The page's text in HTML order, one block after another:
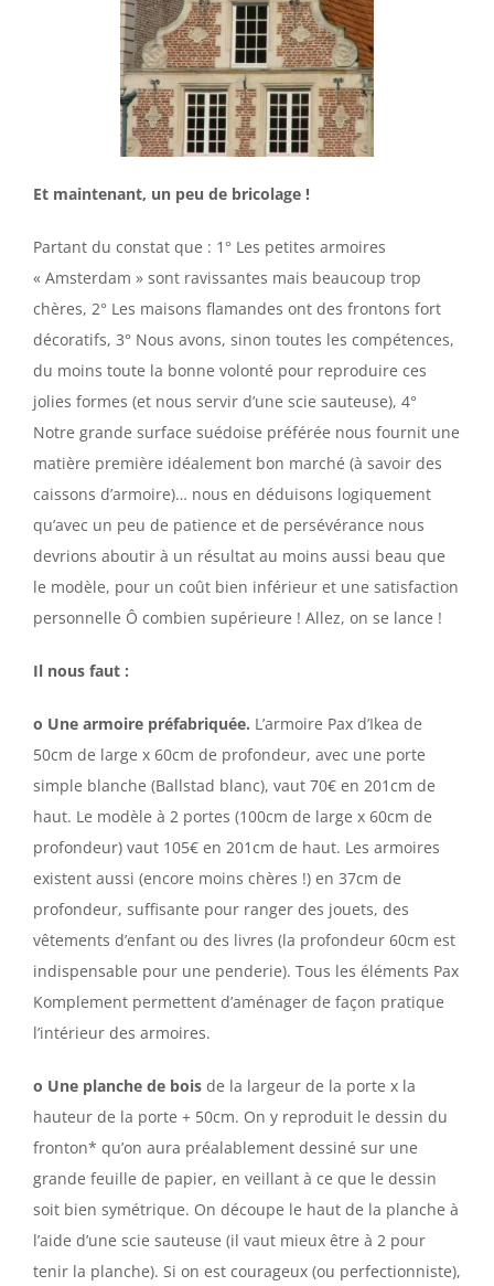
Et maintenant, un peu de bricolage !
Partant du constat que : 1° Les petites armoires
« Amsterdam » sont ravissantes mais beaucoup trop
chères, 2° Les maisons flamandes ont des frontons fort
décoratifs, 3° Nous avons, sinon toutes les compétences,
du moins toute la bonne volonté pour reproduire ces
jolies formes (et nous servir d’une scie sauteuse), 4°
Notre grande surface suédoise préférée nous fournit une
matière première idéalement bon marché (à savoir des
caissons d’armoire)… nous en déduisons logiquement
qu’avec un peu de patience et de persévérance nous
devrions aboutir à un résultat au moins aussi beau que
le modèle, pour un coût bien inférieur et une satisfaction
personnelle Ô combien supérieure ! Allez, on se lance !
Il nous faut :
o Une armoire préfabriquée. L’armoire Pax d’Ikea de
50cm de large x 60cm de profondeur, avec une porte
simple blanche (Ballstad blanc), vaut 70€ en 201cm de
haut. Le modèle à 2 portes (100cm de large x 60cm de
profondeur) vaut 105€ en 201cm de haut. Les armoires
existent aussi (encore moins chères !) en 37cm de
profondeur, suffisante pour ranger des jouets, des
vêtements d’enfant ou des livres (la profondeur 60cm est
indispensable pour une penderie). Tous les éléments Pax
Komplement permettent d’aménager de façon pratique
l’intérieur des armoires.
o Une planche de bois de la largeur de la porte x la
hauteur de la porte + 50cm. On y reproduit le dessin du
fronton* qu’on aura préalablement dessiné sur une
grande feuille de papier, en veillant à ce que le dessin
soit bien symétrique. On découpe le haut de la planche à
l’aide d’une scie sauteuse (il vaut mieux être à 2 pour
tenir la planche). Si on est courageux (ou perfectionniste),